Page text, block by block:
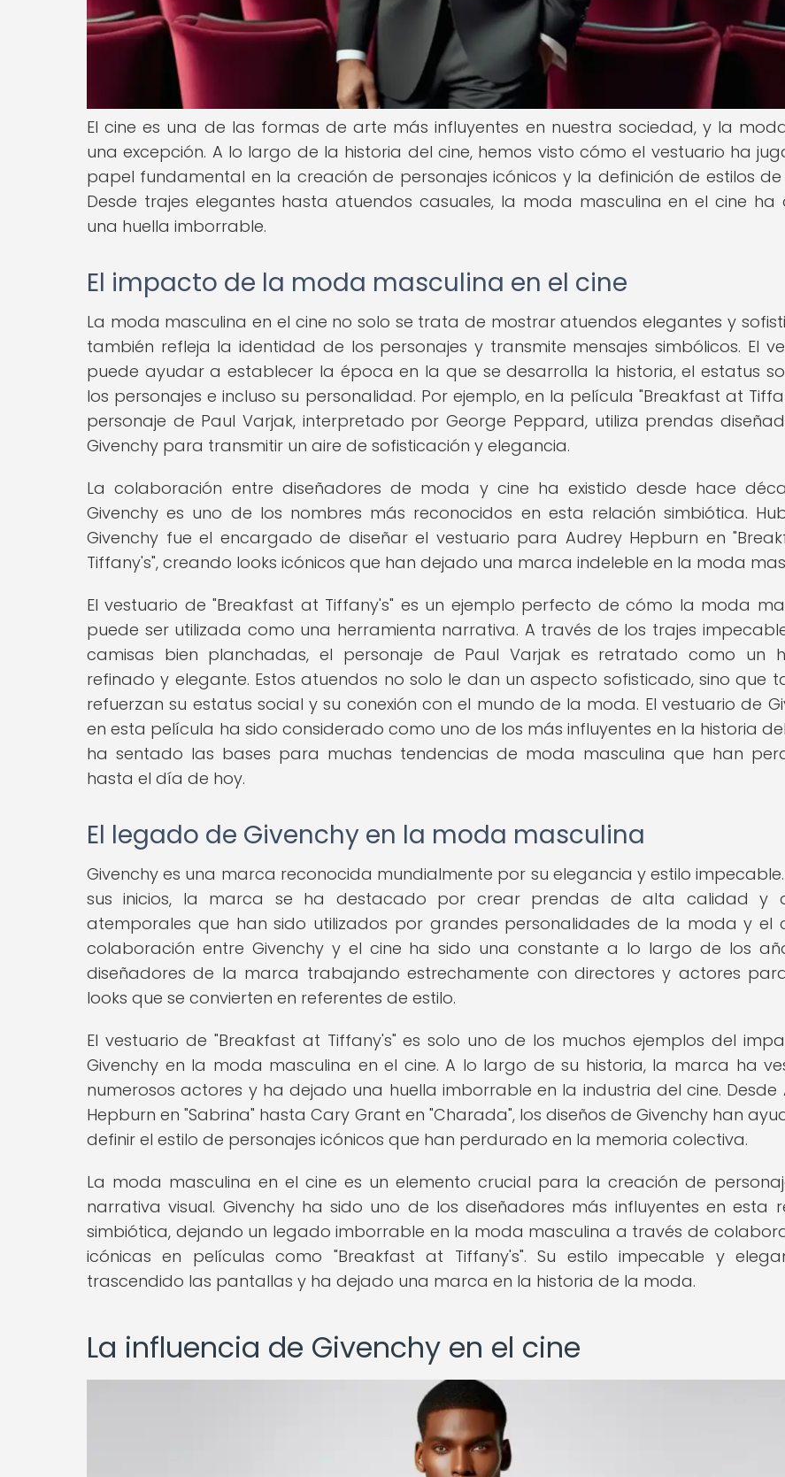
El cine es una de las formas de arte más influyentes en nuestra sociedad, y la
una excepción. A lo largo de la historia del cine, hemos visto cómo el vestuario ha
papel fundamental en la creación de personajes icónicos y la definición de estilos
Desde trajes elegantes hasta atuendos casuales, la moda masculina en el cine ha
una huella imborrable.
El impacto de la moda masculina en el cine
La moda masculina en el cine no solo se trata de mostrar atuendos elegantes y
también refleja la identidad de los personajes y transmite mensajes simbólicos. El
puede ayudar a establecer la época en la que se desarrolla la historia, el estatus
los personajes e incluso su personalidad. Por ejemplo, en la película "Breakfast at
personaje de Paul Varjak, interpretado por George Peppard, utiliza prendas
Givenchy para transmitir un aire de sofisticación y elegancia.
La colaboración entre diseñadores de moda y cine ha existido desde hace
Givenchy es uno de los nombres más reconocidos en esta relación simbiótica.
Givenchy fue el encargado de diseñar el vestuario para Audrey Hepburn en
Tiffany's", creando looks icónicos que han dejado una marca indeleble en la moda
El vestuario de "Breakfast at Tiffany's" es un ejemplo perfecto de cómo la moda
puede ser utilizada como una herramienta narrativa. A través de los trajes
camisas bien planchadas, el personaje de Paul Varjak es retratado como un
refinado y elegante. Estos atuendos no solo le dan un aspecto sofisticado, sino que
refuerzan su estatus social y su conexión con el mundo de la moda. El vestuario de
en esta película ha sido considerado como uno de los más influyentes en la historia
ha sentado las bases para muchas tendencias de moda masculina que han
hasta el día de hoy.
El legado de Givenchy en la moda masculina
Givenchy es una marca reconocida mundialmente por su elegancia y estilo
sus inicios, la marca se ha destacado por crear prendas de alta calidad y
atemporales que han sido utilizados por grandes personalidades de la moda y el
colaboración entre Givenchy y el cine ha sido una constante a lo largo de los
diseñadores de la marca trabajando estrechamente con directores y actores
looks que se convierten en referentes de estilo.
El vestuario de "Breakfast at Tiffany's" es solo uno de los muchos ejemplos del
Givenchy en la moda masculina en el cine. A lo largo de su historia, la marca ha
numerosos actores y ha dejado una huella imborrable en la industria del cine. Desde
Hepburn en "Sabrina" hasta Cary Grant en "Charada", los diseños de Givenchy han
definir el estilo de personajes icónicos que han perdurado en la memoria colectiva.
La moda masculina en el cine es un elemento crucial para la creación de
narrativa visual. Givenchy ha sido uno de los diseñadores más influyentes en esta
simbiótica, dejando un legado imborrable en la moda masculina a través de
icónicas en películas como "Breakfast at Tiffany's". Su estilo impecable y
trascendido las pantallas y ha dejado una marca en la historia de la moda.
La influencia de Givenchy en el cine